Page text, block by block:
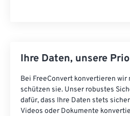
Ihre Daten, unsere
Bei FreeConvert konvertieren wir
schützen sie. Unser robustes
dafür, dass Ihre Daten stets
Videos oder Dokumente